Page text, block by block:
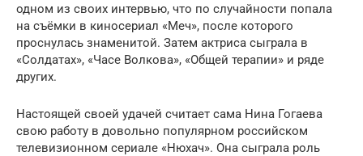
одном из своих интервью, что по случайности попала
на съёмки в киносериал «Меч», после которого
проснулась знаменитой. Затем актриса сыграла в
«Солдатах», «Часе Волкова», «Общей терапии» и ряде
других.
Настоящей своей удачей считает сама Нина Гогаева
свою работу в довольно популярном российском
телевизионном сериале «Нюхач». Она сыграла роль